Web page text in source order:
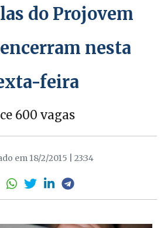
do Projovem
nesta
feira
600 vagas
em 18/2/2015 | 23:34